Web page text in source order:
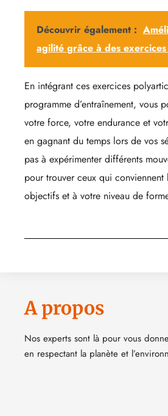
Découvrir également :
agilité grâce à des
En intégrant ces exercices
programme d’entraînement, vous
votre force, votre endurance et
en gagnant du temps lors de vos
pas à expérimenter différents
pour trouver ceux qui conviennent
objectifs et à votre niveau de
A propos
Nos experts sont là pour vous
en respectant la planète et